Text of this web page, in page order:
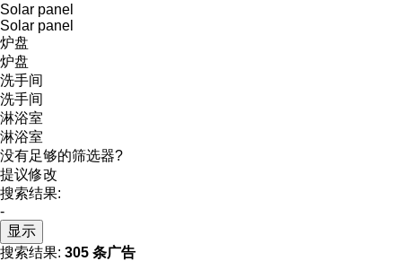
Solar panel
Solar panel
炉盘
炉盘
洗手间
洗手间
淋浴室
淋浴室
没有足够的筛选器?
提议修改
搜索结果:
-
显示
搜索结果: 305 条广告